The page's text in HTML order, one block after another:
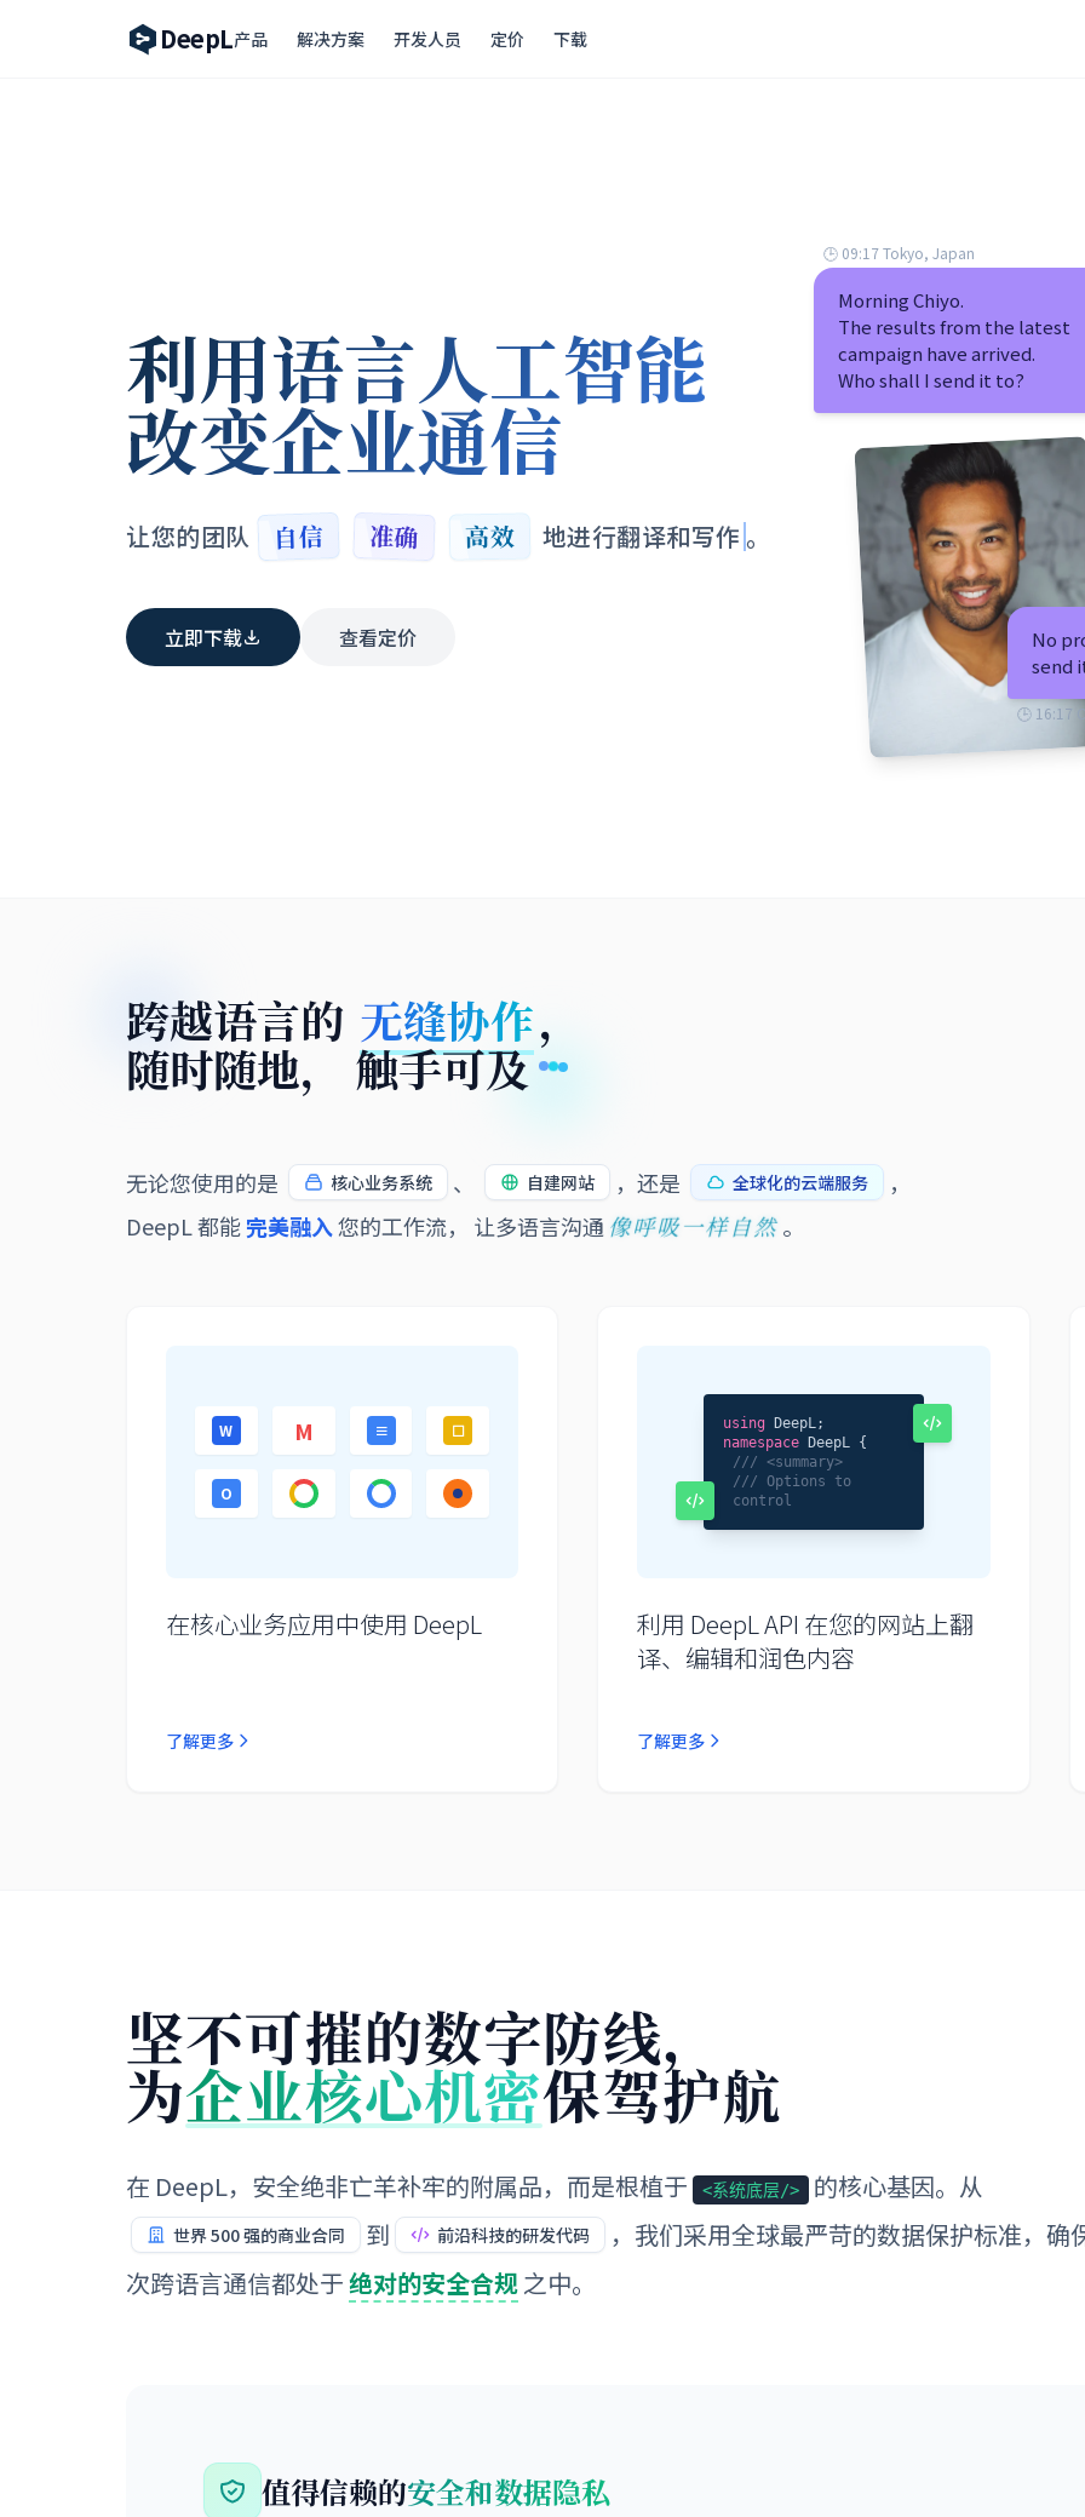
DeepL产品 解决方案 开发人员 定价 下载
利用语言人工智能
改变企业通信
让您的团队 自信 准确 高效 地进行翻译和写作 。
立即下载 查看定价
🕒 09:17 Tokyo, Japan
Morning Chiyo.
The results from the latest
campaign have arrived.
Who shall I send it to?
No
send
🕒 16:17
跨越语言的 无缝协作，
随时随地， 触手可及
无论您使用的是 核心业务系统 、 自建网站 ，还是 全球化的云端服务
，
DeepL 都能完美融入您的工作流， 让多语言沟通 像呼吸一样自然 。
W M ≡ ☐
O
在核心业务应用中使用 DeepL
了解更多
usingDeepL;
namespaceDeepL {
/// <summary>
/// Options to
control
利用 DeepL API 在您的网站上翻
译、编辑和润色内容
了解更多
坚不可摧的数字防线，
为企业核心机密保驾护航
在 DeepL，安全绝非亡羊补牢的附属品，而是根植于 <系统底层/> 的核心基因。从
世界 500 强的商业合同 到 前沿科技的研发代码
，我们采用全球最严苛的数据保护标准，确
次跨语言通信都处于绝对的安全合规之中。
值得信赖的安全和数据隐私